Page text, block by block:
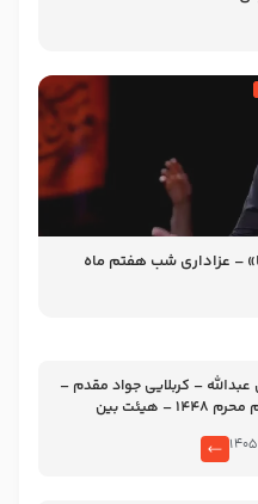
– عزاداری شب هفتم ماه
عبدالله – کربلایی جواد مقدم –
شب هشتم محرم 1448 – هیئت بین